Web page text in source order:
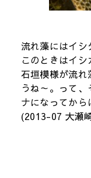
流れ藻にはイシ
このときはイシ
石垣模様が流れ
うね～。って
ナになってか
(2013-07 大瀬